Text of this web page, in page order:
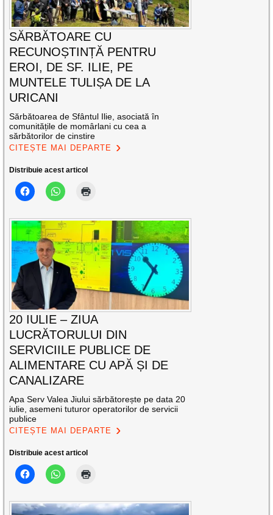
SĂRBĂTOARE CU
RECUNOȘTINȚĂ PENTRU
EROI, DE SF. ILIE, PE
MUNTELE TULIȘA DE LA
URICANI
Sărbătoarea de Sfântul Ilie, asociată în
comunitățile de momârlani cu cea a
sărbătorilor de cinstire
CITEȘTE MAI DEPARTE
Distribuie acest articol
20 IULIE – ZIUA
LUCRĂTORULUI DIN
SERVICIILE PUBLICE DE
ALIMENTARE CU APĂ ȘI DE
CANALIZARE
Apa Serv Valea Jiului sărbătorește pe data 20
iulie, asemeni tuturor operatorilor de servicii
publice
CITEȘTE MAI DEPARTE
Distribuie acest articol